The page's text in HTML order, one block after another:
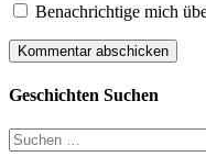
Benachrichtige mich
Geschichten Suchen
Suchen
nach: